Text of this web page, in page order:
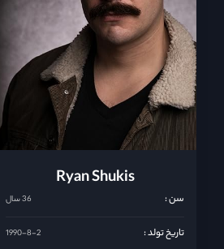
Ryan Shukis
سن : 36 سال
تاریخ تولد : 1990-8-2